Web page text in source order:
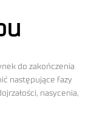
do zakończenia
następujące fazy
nasycenia,